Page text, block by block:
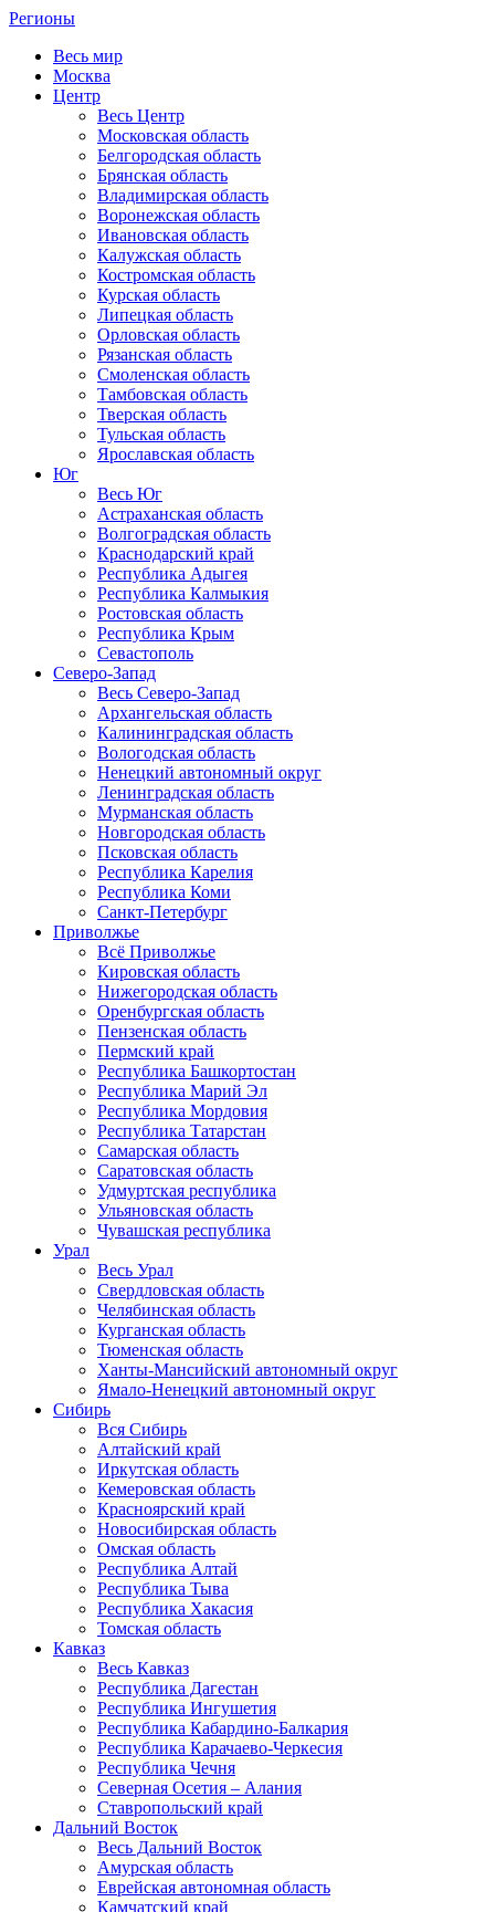
Регионы
Весь мир
Москва
Центр
Весь Центр
Московская область
Белгородская область
Брянская область
Владимирская область
Воронежская область
Ивановская область
Калужская область
Костромская область
Курская область
Липецкая область
Орловская область
Рязанская область
Смоленская область
Тамбовская область
Тверская область
Тульская область
Ярославская область
Юг
Весь Юг
Астраханская область
Волгоградская область
Краснодарский край
Республика Адыгея
Республика Калмыкия
Ростовская область
Республика Крым
Севастополь
Северо-Запад
Весь Северо-Запад
Архангельская область
Калининградская область
Вологодская область
Ненецкий автономный округ
Ленинградская область
Мурманская область
Новгородская область
Псковская область
Республика Карелия
Республика Коми
Санкт-Петербург
Приволжье
Всё Приволжье
Кировская область
Нижегородская область
Оренбургская область
Пензенская область
Пермский край
Республика Башкортостан
Республика Марий Эл
Республика Мордовия
Республика Татарстан
Самарская область
Саратовская область
Удмуртская республика
Ульяновская область
Чувашская республика
Урал
Весь Урал
Свердловская область
Челябинская область
Курганская область
Тюменская область
Ханты-Мансийский автономный округ
Ямало-Ненецкий автономный округ
Сибирь
Вся Сибирь
Алтайский край
Иркутская область
Кемеровская область
Красноярский край
Новосибирская область
Омская область
Республика Алтай
Республика Тыва
Республика Хакасия
Томская область
Кавказ
Весь Кавказ
Республика Дагестан
Республика Ингушетия
Республика Кабардино-Балкария
Республика Карачаево-Черкесия
Республика Чечня
Северная Осетия – Алания
Ставропольский край
Дальний Восток
Весь Дальний Восток
Амурская область
Еврейская автономная область
Камчатский край